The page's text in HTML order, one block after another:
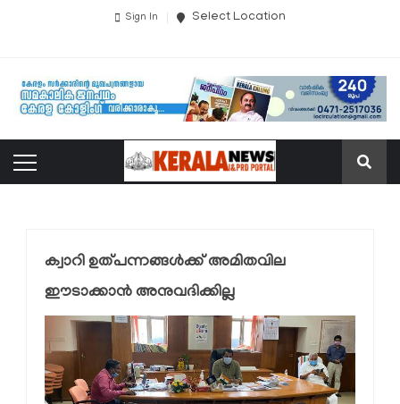
Sign In Select Location
ക്വാറി ഉത്പന്നങ്ങള്‍ക്ക് അമിതവില
ഈടാക്കാന്‍ അനുവദിക്കില്ല